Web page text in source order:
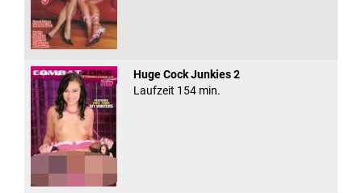
Huge Cock Junkies 2
Laufzeit 154 min.